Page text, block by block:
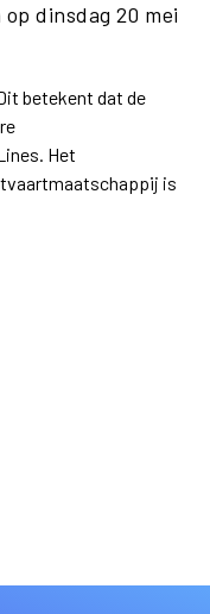
dinsdag 20 mei
betekent dat de
Het
is